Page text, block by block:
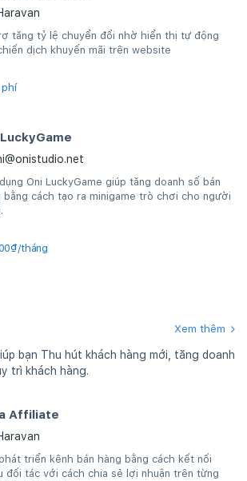
tăng tỷ lệ chuyển đổi nhờ hiển thị tự động
dịch khuyến mãi trên website
phí
Oni LuckyGame giúp tăng doanh số bán
bằng cách tạo ra minigame trò chơi cho người
tháng
Xem thêm
bạn Thu hút khách hàng mới, tăng doanh
trì khách hàng.
Affiliate
triển kênh bán hàng bằng cách kết nối
đối tác với cách chia sẻ lợi nhuận trên từng